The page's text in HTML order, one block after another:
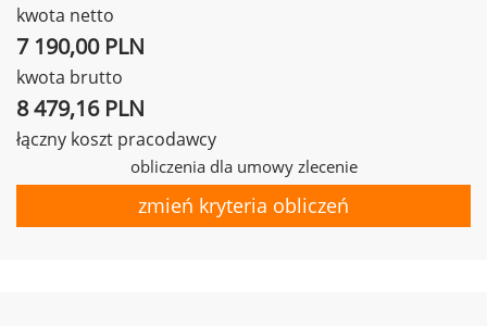
kwota netto
7 190,00 PLN
kwota brutto
8 479,16 PLN
łączny koszt pracodawcy
obliczenia dla umowy zlecenie
zmień kryteria obliczeń